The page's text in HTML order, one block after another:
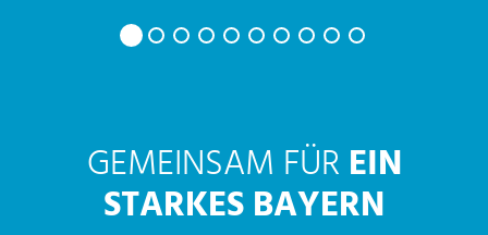
GEMEINSAM FÜR EIN
STARKES BAYERN